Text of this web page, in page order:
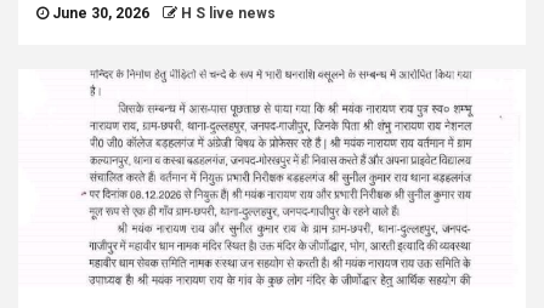
June 30, 2026 H S live news